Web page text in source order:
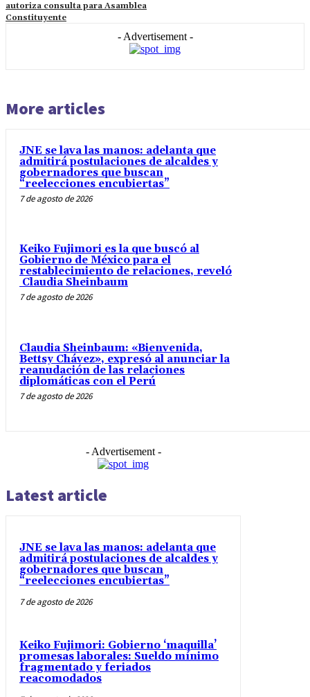
autoriza consulta para Asamblea
Constituyente
- Advertisement -
More articles
JNE se lava las manos: adelanta que
admitirá postulaciones de alcaldes y
gobernadores que buscan
“reelecciones encubiertas”
7 de agosto de 2026
Keiko Fujimori es la que buscó al
Gobierno de México para el
restablecimiento de relaciones, reveló
Claudia Sheinbaum
7 de agosto de 2026
Claudia Sheinbaum: «Bienvenida,
Bettsy Chávez», expresó al anunciar la
reanudación de las relaciones
diplomáticas con el Perú
7 de agosto de 2026
- Advertisement -
Latest article
JNE se lava las manos: adelanta que
admitirá postulaciones de alcaldes y
gobernadores que buscan
“reelecciones encubiertas”
7 de agosto de 2026
Keiko Fujimori: Gobierno ‘maquilla’
promesas laborales: Sueldo mínimo
fragmentado y feriados
reacomodados